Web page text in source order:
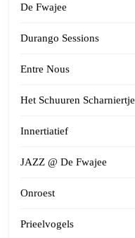
De Fwajee
Durango Sessions
Entre Nous
Het Schuuren Scharniertje
Innertiatief
JAZZ @ De Fwajee
Onroest
Prieelvogels